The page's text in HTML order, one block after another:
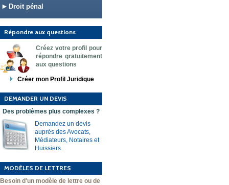
Droit pénal
Répondre aux questions
Créez votre profil pour
répondre gratuitement
aux questions
Créer mon Profil Juridique
DEMANDER UN DEVIS
Des problèmes plus complexes ?
Demandez un devis
auprès des Avocats,
Médiateurs, Notaires et
Huissiers.
MODÈLES DE LETTRES
Besoin d'un modèle de lettre ou de